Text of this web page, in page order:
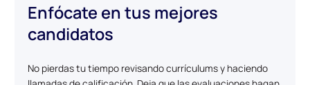
Enfócate en tus mejores
candidatos
No pierdas tu tiempo revisando currículums y haciendo